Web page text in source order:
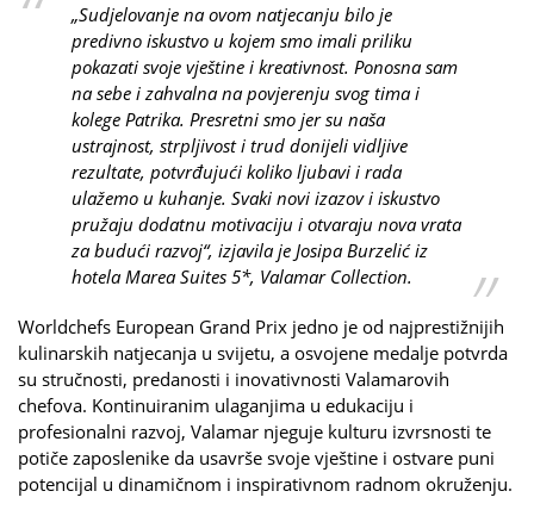
„Sudjelovanje na ovom natjecanju bilo je
predivno iskustvo u kojem smo imali priliku
pokazati svoje vještine i kreativnost. Ponosna sam
na sebe i zahvalna na povjerenju svog tima i
kolege Patrika. Presretni smo jer su naša
ustrajnost, strpljivost i trud donijeli vidljive
rezultate, potvrđujući koliko ljubavi i rada
ulažemo u kuhanje. Svaki novi izazov i iskustvo
pružaju dodatnu motivaciju i otvaraju nova vrata
za budući razvoj“, izjavila je Josipa Burzelić iz
hotela Marea Suites 5*, Valamar Collection.
Worldchefs European Grand Prix jedno je od najprestižnijih
kulinarskih natjecanja u svijetu, a osvojene medalje potvrda
su stručnosti, predanosti i inovativnosti Valamarovih
chefova. Kontinuiranim ulaganjima u edukaciju i
profesionalni razvoj, Valamar njeguje kulturu izvrsnosti te
potiče zaposlenike da usavrše svoje vještine i ostvare puni
potencijal u dinamičnom i inspirativnom radnom okruženju.